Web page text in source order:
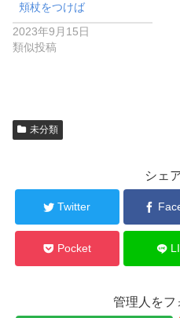
頬杖をつけば
2023年9月15日
類似投稿
未分類
シェ
Twitter
Pocket
管理人をフ